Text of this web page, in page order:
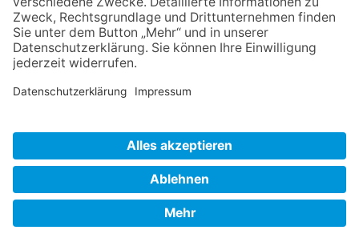
DATENSCHUTZ GGMBH DATENSCHUTZ E.V.
DATENVERARBEITUNG TAA | AFE